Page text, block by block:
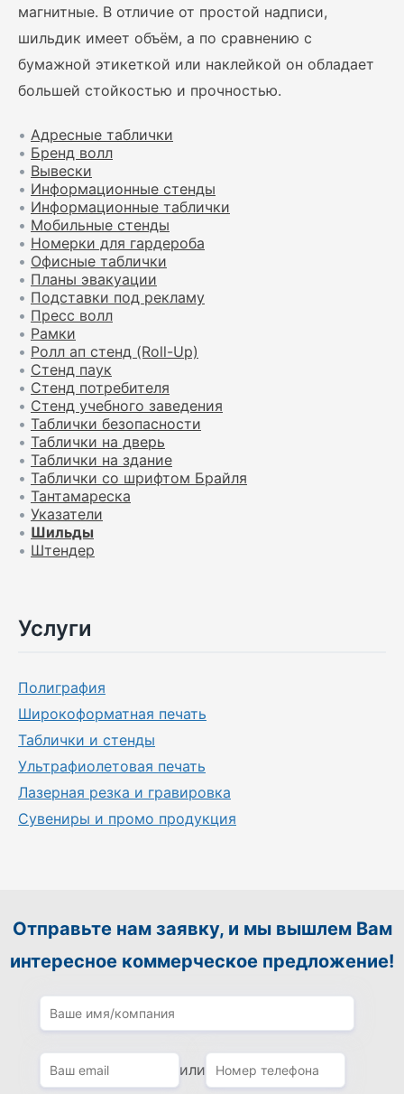
магнитные. В отличие от простой надписи,
шильдик имеет объём, а по сравнению с
бумажной этикеткой или наклейкой он обладает
большей стойкостью и прочностью.
• Адресные таблички
• Бренд волл
• Вывески
• Информационные стенды
• Информационные таблички
• Мобильные стенды
• Номерки для гардероба
• Офисные таблички
• Планы эвакуации
• Подставки под рекламу
• Пресс волл
• Рамки
• Ролл ап стенд (Roll-Up)
• Стенд паук
• Стенд потребителя
• Стенд учебного заведения
• Таблички безопасности
• Таблички на дверь
• Таблички на здание
• Таблички со шрифтом Брайля
• Тантамареска
• Указатели
• Шильды
• Штендер
Услуги
Полиграфия
Широкоформатная печать
Таблички и стенды
Ультрафиолетовая печать
Лазерная резка и гравировка
Сувениры и промо продукция
Отправьте нам заявку, и мы вышлем Вам
интересное коммерческое предложение!
или